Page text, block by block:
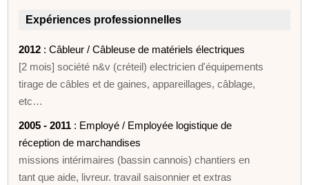
Expériences professionnelles
2012 : Câbleur / Câbleuse de matériels électriques
[2 mois] société n&v (créteil) electricien d'équipements
tirage de câbles et de gaines, appareillages, câblage,
etc…
2005 - 2011 : Employé / Employée logistique de
réception de marchandises
missions intérimaires (bassin cannois) chantiers en
tant que aide, livreur. travail saisonnier et extras